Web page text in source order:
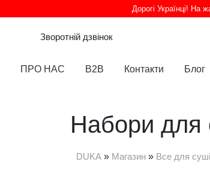
Дорогі Українці! На
Зворотній дзвінок
ПРО НАС B2B Контакти Блог
Набори для
DUKA » Магазин » Все для суші